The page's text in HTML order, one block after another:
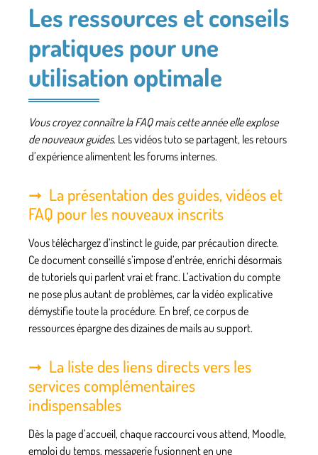
Les ressources et conseils
pratiques pour une
utilisation optimale
Vous croyez connaître la FAQ mais cette année elle explose
de nouveaux guides. Les vidéos tuto se partagent, les retours
d’expérience alimentent les forums internes.
La présentation des guides, vidéos et
FAQ pour les nouveaux inscrits
Vous téléchargez d’instinct le guide, par précaution directe.
Ce document conseillé s’impose d’entrée, enrichi désormais
de tutoriels qui parlent vrai et franc. L’activation du compte
ne pose plus autant de problèmes, car la vidéo explicative
démystifie toute la procédure. En bref, ce corpus de
ressources épargne des dizaines de mails au support.
La liste des liens directs vers les
services complémentaires
indispensables
Dès la page d’accueil, chaque raccourci vous attend, Moodle,
emploi du temps, messagerie fusionnent en une